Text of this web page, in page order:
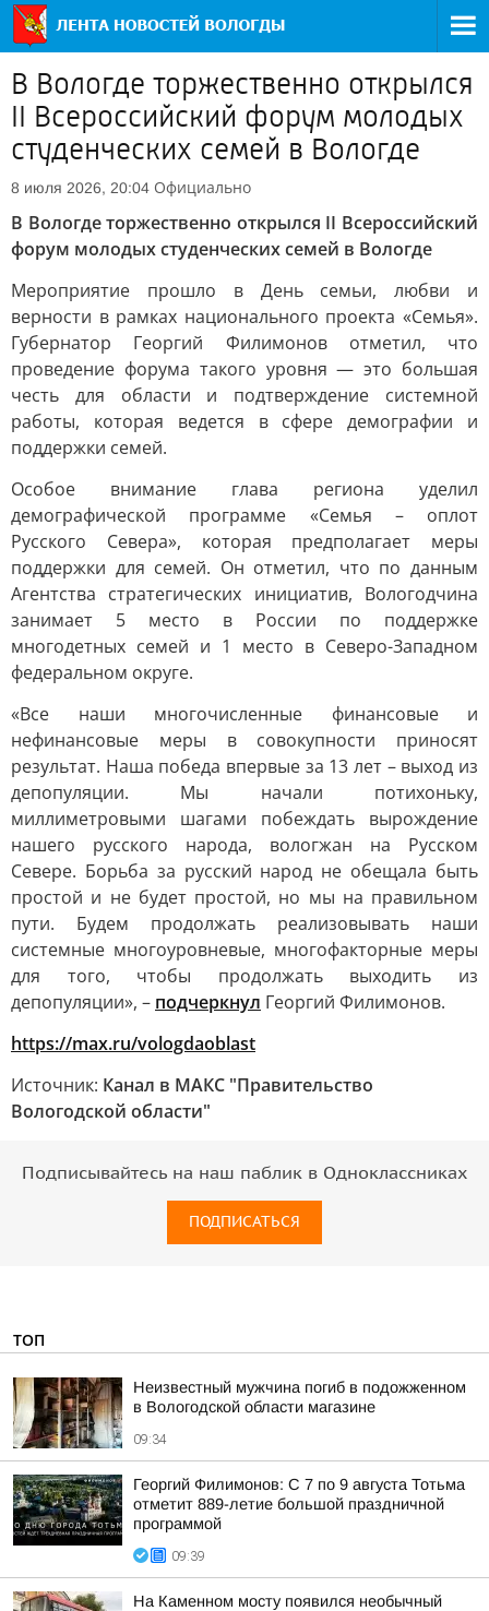
В Вологде торжественно открылся
II Всероссийский форум молодых
студенческих семей в Вологде
8 июля 2026, 20:04 Официально
В Вологде торжественно открылся II Всероссийский
форум молодых студенческих семей в Вологде
Мероприятие прошло в День семьи, любви и
верности в рамках национального проекта «Семья».
Губернатор Георгий Филимонов отметил, что
проведение форума такого уровня — это большая
честь для области и подтверждение системной
работы, которая ведется в сфере демографии и
поддержки семей.
Особое внимание глава региона уделил
демографической программе «Семья – оплот
Русского Севера», которая предполагает меры
поддержки для семей. Он отметил, что по данным
Агентства стратегических инициатив, Вологодчина
занимает 5 место в России по поддержке
многодетных семей и 1 место в Северо-Западном
федеральном округе.
«Все наши многочисленные финансовые и
нефинансовые меры в совокупности приносят
результат. Наша победа впервые за 13 лет – выход из
депопуляции. Мы начали потихоньку,
миллиметровыми шагами побеждать вырождение
нашего русского народа, вологжан на Русском
Севере. Борьба за русский народ не обещала быть
простой и не будет простой, но мы на правильном
пути. Будем продолжать реализовывать наши
системные многоуровневые, многофакторные меры
для того, чтобы продолжать выходить из
депопуляции», – подчеркнул Георгий Филимонов.
https://max.ru/vologdaoblast
Источник: Канал в МАКС "Правительство
Вологодской области"
Подписывайтесь на наш паблик в Одноклассниках
ПОДПИСАТЬСЯ
ТОП
Неизвестный мужчина погиб в подожженном
в Вологодской области магазине
09:34
Георгий Филимонов: С 7 по 9 августа Тотьма
отметит 889-летие большой праздничной
программой
09:39
На Каменном мосту появился необычный